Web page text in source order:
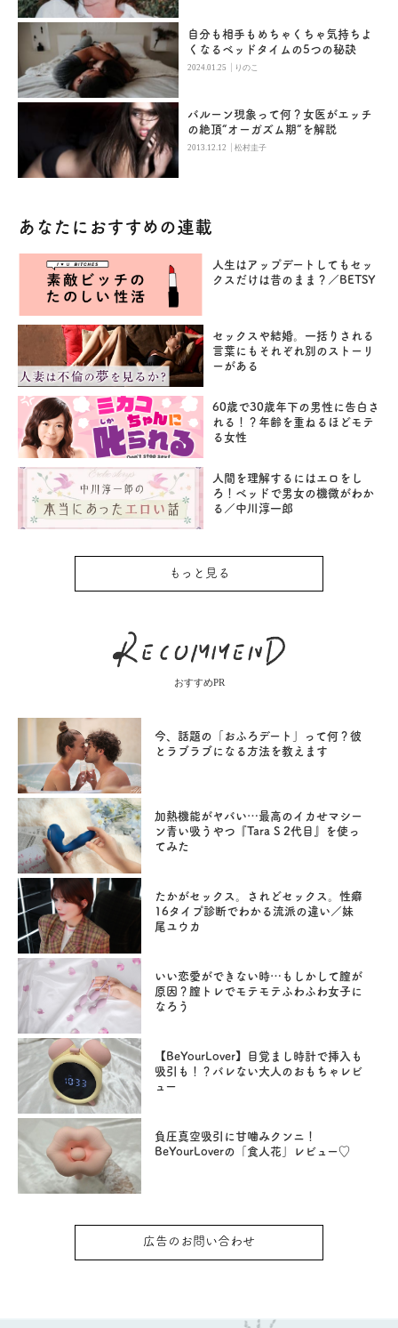
自分も相手もめちゃくちゃ気持ちよ
くなるベッドタイムの5つの秘訣
2024.01.25 | りのこ
バルーン現象って何？女医がエッチ
の絶頂“オーガズム期”を解説
2013.12.12 |松村圭子
あなたにおすすめの連載
人生はアップデートしてもセッ
クスだけは昔のまま？／BETSY
セックスや結婚。一括りされる
言葉にもそれぞれ別のストーリ
ーがある
60歳で30歳年下の男性に告白さ
れる！？年齢を重ねるほどモテ
る女性
人間を理解するにはエロをし
ろ！ベッドで男女の機微がわか
る／中川淳一郎
もっと見る
おすすめPR
今、話題の「おふろデート」って何？彼
とラブラブになる方法を教えます
加熱機能がヤバい…最高のイカせマシー
ン青い吸うやつ『Tara S 2代目』を使っ
てみた
たかがセックス。されどセックス。性癖
16タイプ診断でわかる流派の違い／妹
尾ユウカ
いい恋愛ができない時…もしかして膣が
原因？膣トレでモテモテふわふわ女子に
なろう
【BeYourLover】目覚まし時計で挿入も
吸引も！？バレない大人のおもちゃレビ
ュー
負圧真空吸引に甘噛みクンニ！
BeYourLoverの「食人花」レビュー♡
広告のお問い合わせ